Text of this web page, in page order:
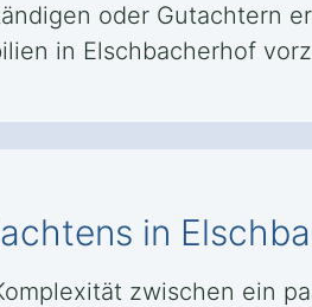
oder Gutachtern
in Elschbacherhof
in
zwischen ein